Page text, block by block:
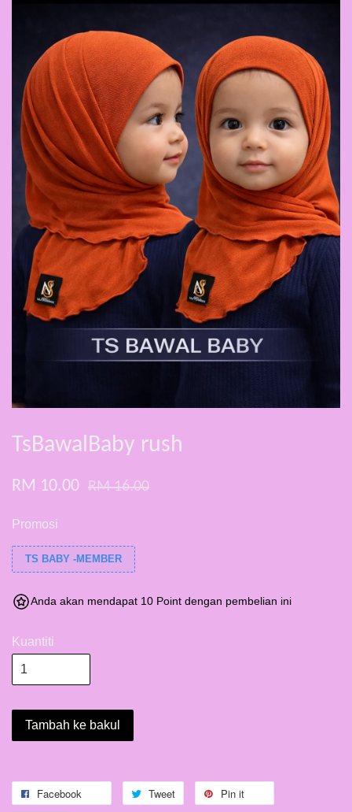
TsBawalBaby rush
RM 10.00 RM 16.00
Promosi
TS BABY -MEMBER
Anda akan mendapat 10 Point dengan pembelian ini
Kuantiti
Tambah ke bakul
Facebook Tweet Pin it